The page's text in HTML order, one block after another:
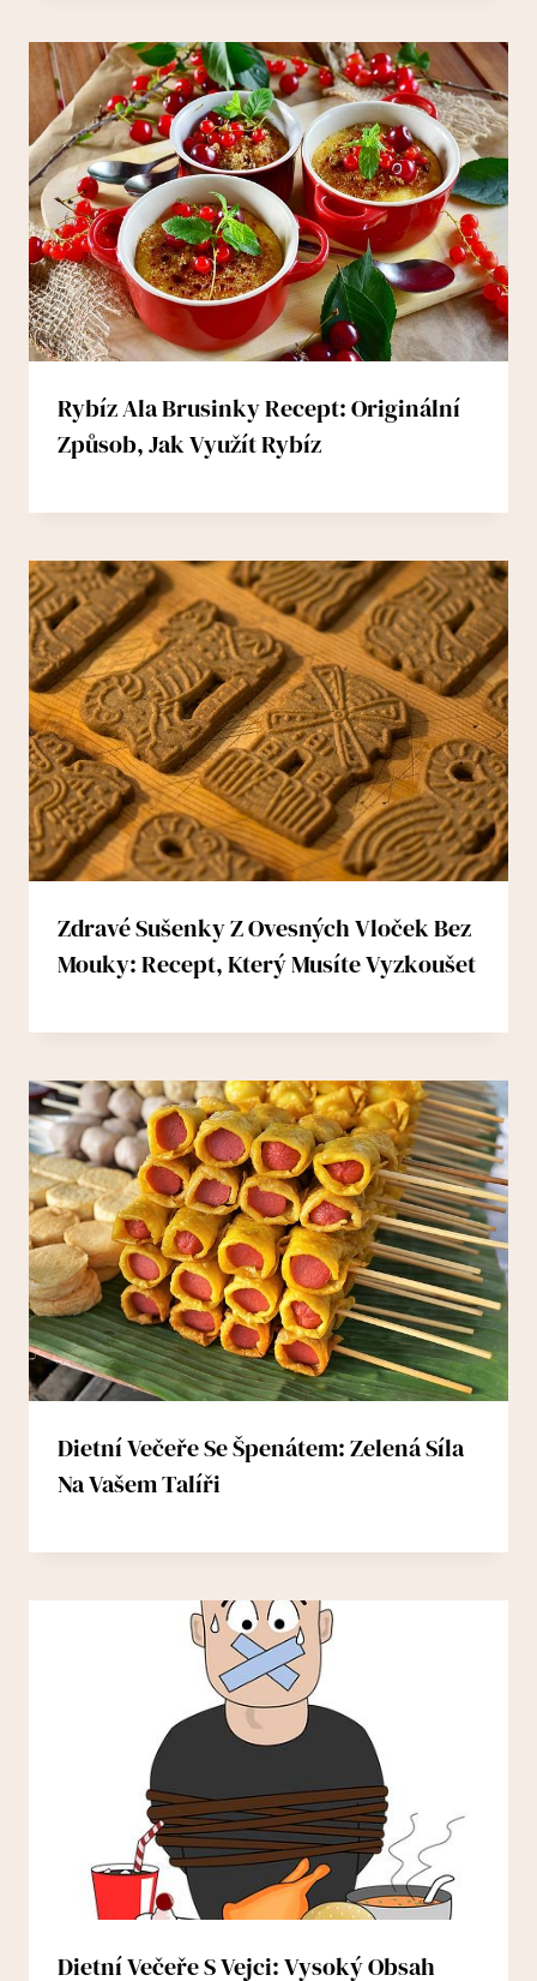
Rybíz Ala Brusinky Recept: Originální
Způsob, Jak Využít Rybíz
Zdravé Sušenky Z Ovesných Vloček Bez
Mouky: Recept, Který Musíte Vyzkoušet
Dietní Večeře Se Špenátem: Zelená Síla
Na Vašem Talíři
Dietní Večeře S Vejci: Vysoký Obsah